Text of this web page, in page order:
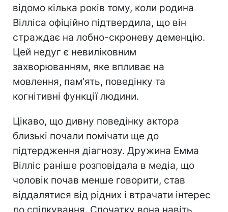
відомо кілька років тому, коли родина
Вілліса офіційно підтвердила, що він
страждає на лобно-скроневу деменцію.
Цей недуг є невиліковним
захворюванням, яке впливає на
мовлення, пам'ять, поведінку та
когнітивні функції людини.
Цікаво, що дивну поведінку актора
близькі почали помічати ще до
підтердження діагнозу. Дружина Емма
Вілліс раніше розповідала в медіа, що
чоловік почав менше говорити, став
віддалятися від рідних і втрачати інтерес